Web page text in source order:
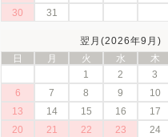
30
31
翌月(2026年9月)
日
月 火 水 木
1
2 3
6
7 8 9 10
13
14 15 16 17
20
21 22 23 24